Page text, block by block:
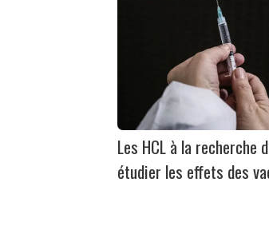
Les HCL à la recherche
étudier les effets des